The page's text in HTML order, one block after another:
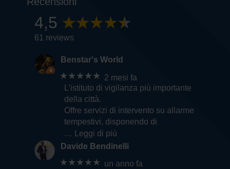
4,5
61 reviews
Benstar's World
★★★★★ 2 mesi fa
L'istituto di vigilanza più importante
della città.
Offre servizi di intervento su allarme
tempestivi, disponendo di
… Leggi di più
Davide Bendinelli
★★★★★ un anno fa